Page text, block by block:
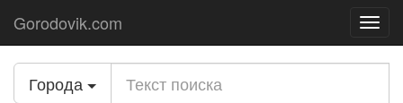
Gorodovik.com
Города